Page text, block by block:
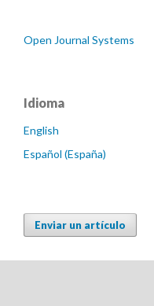
Open Journal Systems
Idioma
English
Español (España)
Enviar un artículo